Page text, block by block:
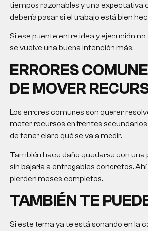
tiempos razonables y una expectativa
debería pasar si el trabajo está bien
Si ese puente entre idea y ejecución
se vuelve una buena intención más.
ERRORES
DE MOVER
Los errores comunes son querer
meter recursos en frentes
de tener claro qué se va a medir.
También hace daño quedarse con una
sin bajarla a entregables concretos. Ahí
pierden meses completos.
TAMBIÉN TE
Si este tema ya te está sonando en la